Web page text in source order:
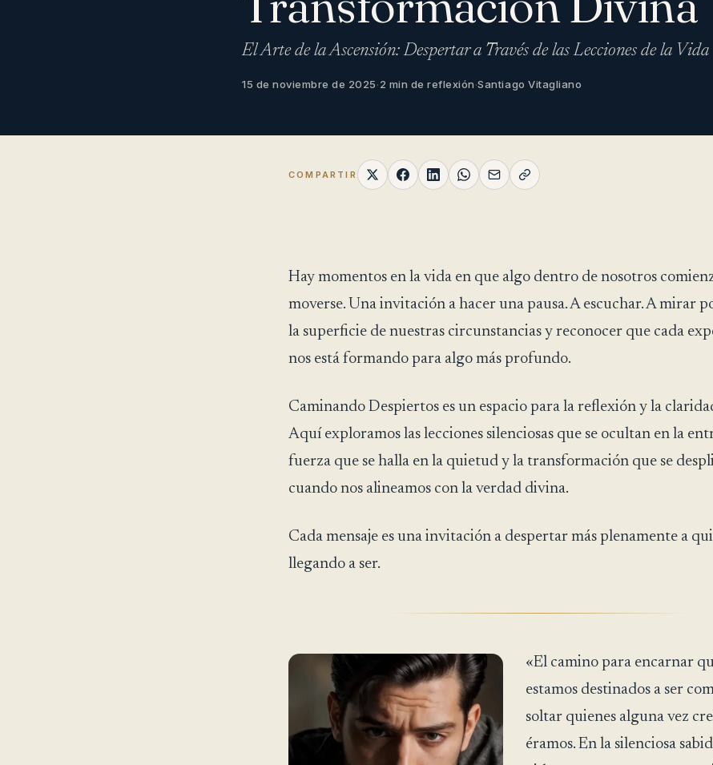
El Arte de la Ascensión: Despertar a Través de las Lecciones de la Vida
15 de noviembre de 2025·2 min de reflexión·Santiago Vitagliano
COMPARTIR
Hay momentos en la vida en que algo dentro de nosotros
moverse. Una invitación a hacer una pausa. A escuchar. A mirar
la superficie de nuestras circunstancias y reconocer que cada
nos está formando para algo más profundo.
Caminando Despiertos es un espacio para la reflexión y la
Aquí exploramos las lecciones silenciosas que se ocultan en la
fuerza que se halla en la quietud y la transformación que se
cuando nos alineamos con la verdad divina.
Cada mensaje es una invitación a despertar más plenamente a
llegando a ser.
«El camino para encarnar
estamos destinados a ser
soltar quienes alguna vez
éramos. En la silenciosa